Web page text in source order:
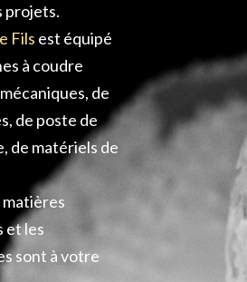
projets.
Fils est équipé
à coudre
de
de poste de
de matériels de
matières
et les
sont à votre